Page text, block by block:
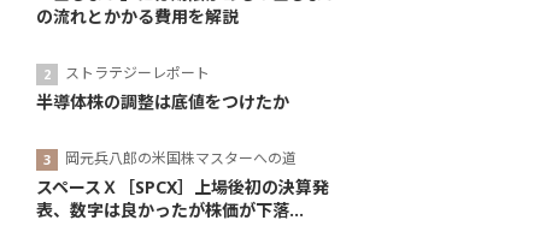
の流れとかかる費用を解説
ストラテジーレポート
半導体株の調整は底値をつけたか
岡元兵八郎の米国株マスターへの道
スペースＸ［SPCX］上場後初の決算発
表、数字は良かったが株価が下落...